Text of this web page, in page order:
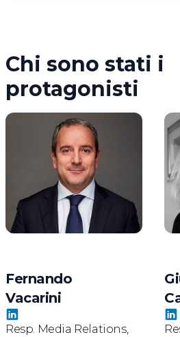
Chi sono stati i
protagonisti
Fernando
Vacarini
Resp. Media Relations,